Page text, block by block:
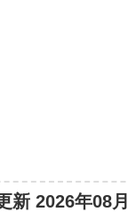
新 2026年08